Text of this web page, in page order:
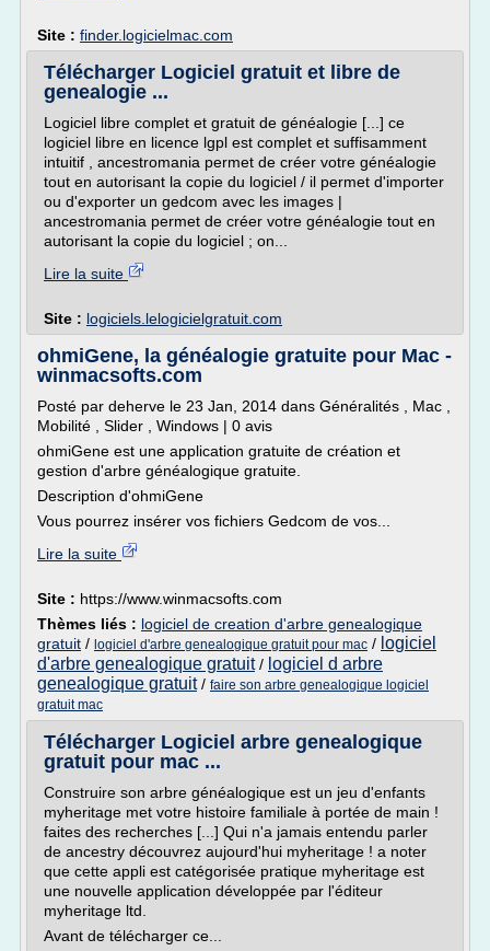
Site : finder.logicielmac.com
Télécharger Logiciel gratuit et libre de
genealogie ...
Logiciel libre complet et gratuit de généalogie [...] ce
logiciel libre en licence lgpl est complet et suffisamment
intuitif , ancestromania permet de créer votre généalogie
tout en autorisant la copie du logiciel / il permet d'importer
ou d'exporter un gedcom avec les images |
ancestromania permet de créer votre généalogie tout en
autorisant la copie du logiciel ; on...
Lire la suite
Site : logiciels.lelogicielgratuit.com
ohmiGene, la généalogie gratuite pour Mac -
winmacsofts.com
Posté par deherve le 23 Jan, 2014 dans Généralités , Mac ,
Mobilité , Slider , Windows | 0 avis
ohmiGene est une application gratuite de création et
gestion d'arbre généalogique gratuite.
Description d'ohmiGene
Vous pourrez insérer vos fichiers Gedcom de vos...
Lire la suite
Site : https://www.winmacsofts.com
Thèmes liés : logiciel de creation d'arbre genealogique
gratuit / logiciel d'arbre genealogique gratuit pour mac / logiciel
d'arbre genealogique gratuit/ logiciel d arbre
genealogique gratuit/ faire son arbre genealogique logiciel
gratuit mac
Télécharger Logiciel arbre genealogique
gratuit pour mac ...
Construire son arbre généalogique est un jeu d'enfants
myheritage met votre histoire familiale à portée de main !
faites des recherches [...] Qui n'a jamais entendu parler
de ancestry découvrez aujourd'hui myheritage ! a noter
que cette appli est catégorisée pratique myheritage est
une nouvelle application développée par l'éditeur
myheritage ltd.
Avant de télécharger ce...